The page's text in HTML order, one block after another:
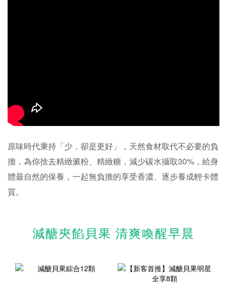
原味時代秉持「少，卻是更好」，天然食材取代不必要的負
擔，為你捨去精緻澱粉、精緻糖，減少碳水攝取30%，給身
體最自然的保養，一起無負擔的享受香濃、逐步養成輕卡體
質。
減醣夾餡貝果 清爽喚醒早晨